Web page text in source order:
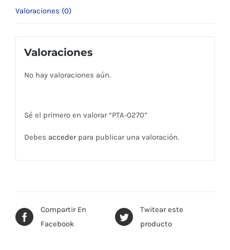
Valoraciones (0)
Valoraciones
No hay valoraciones aún.
Sé el primero en valorar “PTA-0270”
Debes accederpara publicar una valoración.
Compartir En
Facebook
Twitear este
producto